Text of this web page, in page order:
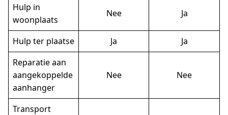
Hulp in
woonplaats
Nee Ja
Hulp ter plaatse Ja
Ja
Reparatie aan
aangekoppelde
aanhanger
Nee Nee
Transport